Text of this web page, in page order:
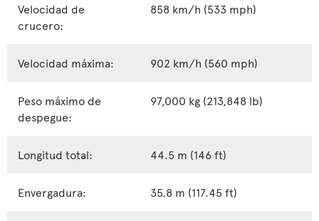
Velocidad de
crucero:
858 km/h (533 mph)
Velocidad máxima: 902 km/h (560 mph)
Peso máximo de
despegue:
97,000 kg (213,848 lb)
Longitud total: 44.5 m (146 ft)
Envergadura: 35.8 m (117.45 ft)